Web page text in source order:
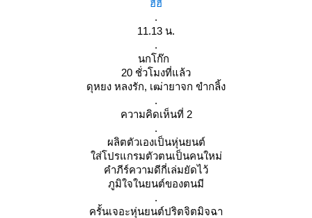
ฮี่ฮี่
.
11.13 น.
.
นกโก๊ก
20 ชั่วโมงที่แล้ว
ดุหยง หลงรัก, เฒ่ายาจก ขำกลิ้ง
.
ความคิดเห็นที่ 2
.
ผลิตตัวเองเป็นหุ่นยนต์
ส่โปรแกรมตัวตนเป็นคนใหม่
คำภีร์ความดีกี่เล่มยัดไว้
ภูมิใจในยนต์ของตนมี
.
ครั้นเจอะหุ่นยนต์ปริตจิตมิจฉา